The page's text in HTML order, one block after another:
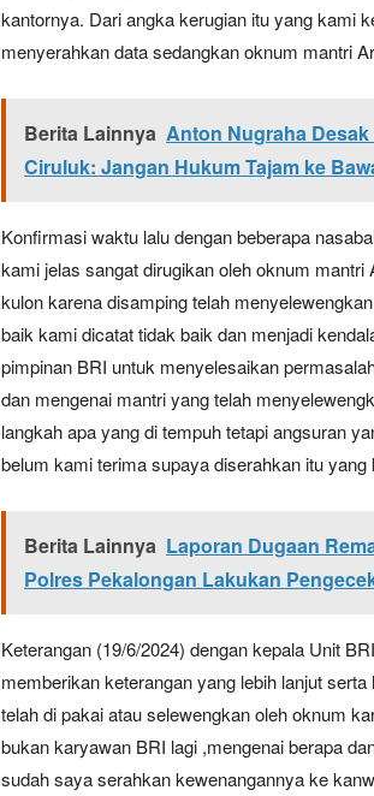
kantornya. Dari angka kerugian itu yang kami
menyerahkan data sedangkan oknum mantri
Berita Lainnya Anton Nugraha
Ciruluk: Jangan Hukum Tajam ke
Konfirmasi waktu lalu dengan beberapa
kami jelas sangat dirugikan oleh oknum
kulon karena disamping telah
baik kami dicatat tidak baik dan menjadi
pimpinan BRI untuk menyelesaikan
dan mengenai mantri yang telah
langkah apa yang di tempuh tetapi angsuran
belum kami terima supaya diserahkan itu yang
Berita Lainnya Laporan Dugaan
Polres Pekalongan Lakukan
Keterangan (19/6/2024) dengan kepala Unit
memberikan keterangan yang lebih lanjut
telah di pakai atau selewengkan oleh oknum
bukan karyawan BRI lagi ,mengenai berapa
sudah saya serahkan kewenangannya ke